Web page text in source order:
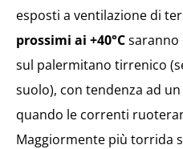
esposti a ventilazione di
prossimi ai +40°C
sul palermitano tirrenico
suolo), con tendenza ad
quando le correnti
Maggiormente più torrida